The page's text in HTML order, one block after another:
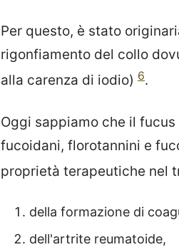
Per questo, è stato
rigonfiamento del collo
alla carenza di iodio) 6.
Oggi sappiamo che il
fucoidani, florotannini e
proprietà terapeutiche nel
della formazione di
dell'artrite reumatoide,